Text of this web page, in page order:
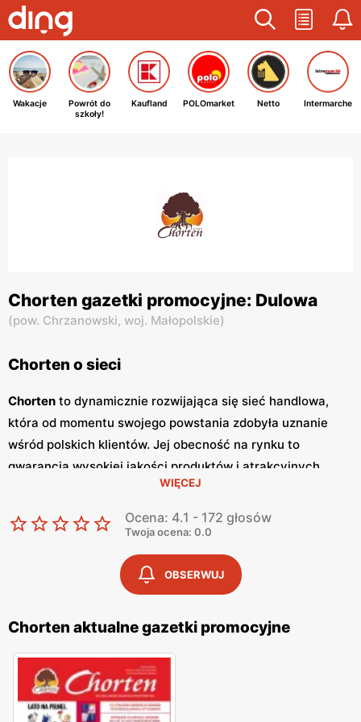
Wakacje
Powrót do
szkoły!
Kaufland POLOmarket Netto Intermarche
Chorten gazetki promocyjne: Dulowa
(pow. Chrzanowski, woj. Małopolskie)
Chorten o sieci
Chorten to dynamicznie rozwijająca się sieć handlowa,
która od momentu swojego powstania zdobyła uznanie
wśród polskich klientów. Jej obecność na rynku to
gwarancja wysokiej jakości produktów i atrakcyjnych
Chortenzlokalizowane są głównie w
północno-wschodniej Polsce, a ich oferta obejmuje szeroki
wachlarz artykułów spożywczych oraz przemysłowych,
dostosowanych do potrzeb codziennego życia. Kluczowym
elementem strategii marketingowej sieci
regularnie wydawanegazetki promocyjne
cenne źródło informacji o bieżących
promocjach
Gazetki promocyjne
ukazują się co dwa
tygodnie, umożliwiając klientom bieżące śledzenie
atrakcyjnych ofert oraz planowanie zakupów w sposób
ekonomiczny. Zawartośćgazetek
WIĘCEJ
Ocena: 4.1 - 172 głosów
Twoja ocena: 0.0
OBSERWUJ
Chorten aktualne gazetki promocyjne